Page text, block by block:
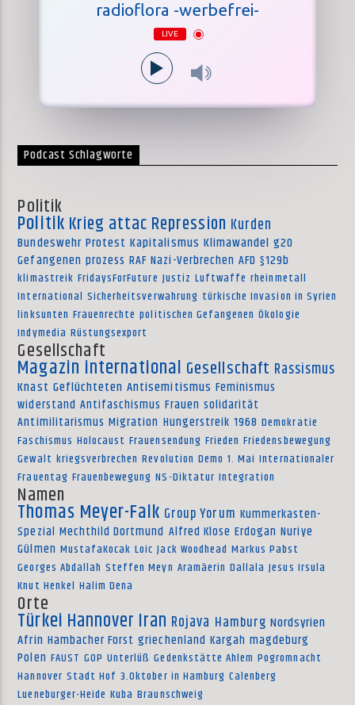
radioflora -werbefrei-
LIVE
Podcast Schlagworte
Politik
Politik Krieg attac Repression Kurden
Bundeswehr Protest Kapitalismus Klimawandel g20
Gefangenen prozess RAF Nazi-Verbrechen AFD §129b
klimastreik FridaysForFuture Justiz Luftwaffe rheinmetall
International Sicherheitsverwahrung türkische Invasion in Syrien
linksunten Frauenrechte politischen Gefangenen Ökologie
Indymedia Rüstungsexport
Gesellschaft
Magazin international Gesellschaft Rassismus
Knast Geflüchteten Antisemitismus Feminismus
widerstand Antifaschismus Frauen solidarität
Antimilitarismus Migration Hungerstreik 1968 Demokratie
Faschismus Holocaust Frauensendung Frieden Friedensbewegung
Gewalt kriegsverbrechen Revolution Demo 1. Mai Internationaler
Frauentag Frauenbewegung NS-Diktatur Integration
Namen
Thomas Meyer-Falk Group Yorum Kummerkasten-
Spezial Mechthild Dortmund Alfred Klose Erdogan Nuriye
Gülmen MustafaKocak Loic Jack Woodhead Markus Pabst
Georges Abdallah Steffen Meyn Aramäerin Dallala Jesus Irsula
Knut Henkel Halim Dena
Orte
Türkei Hannover Iran Rojava Hamburg Nordsyrien
Afrin Hambacher Forst griechenland Kargah magdeburg
Polen FAUST GOP Unterlüß Gedenkstätte Ahlem Pogromnacht
Hannover Stadt Hof 3.Oktober in Hamburg Calenberg
Lueneburger-Heide Kuba Braunschweig